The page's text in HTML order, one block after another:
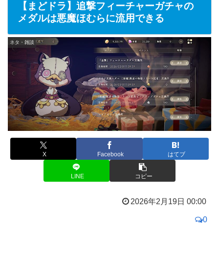
【まどドラ】追撃フィーチャーガチャの
メダルは悪魔ほむらに流用できる
ネタ・雑談
X Facebook はてブ
LINE コピー
2026年2月19日 00:00
0